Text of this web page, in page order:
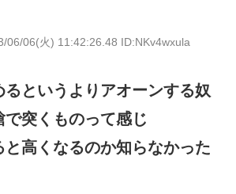
06/06(火) 11:42:26.48 ID:NKv4wxula
るというよりアオーンする奴
で突くものって感じ
高くなるのか知らなかった